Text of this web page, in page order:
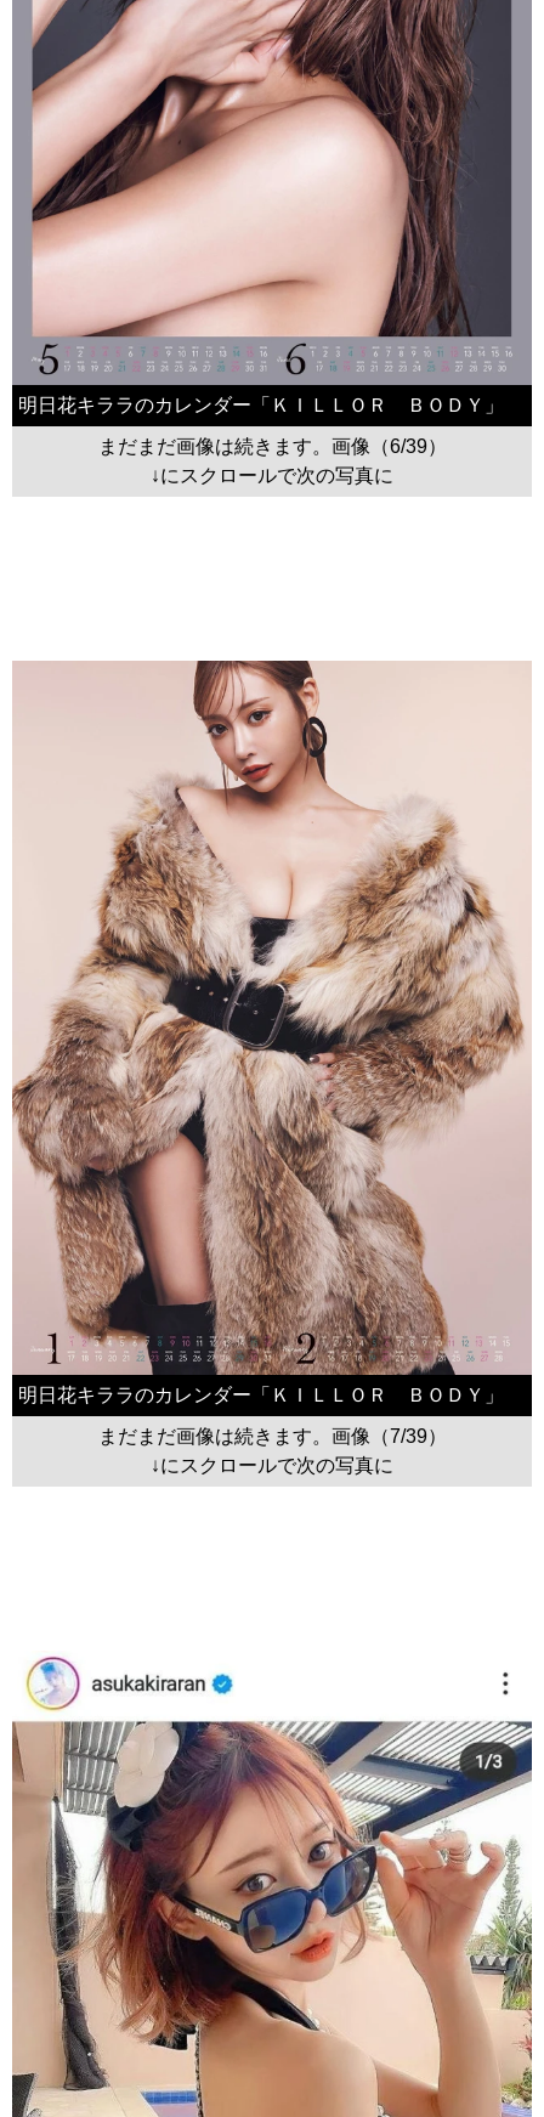
明日花キララのカレンダー「ＫＩＬＬＯＲ ＢＯＤＹ」
まだまだ画像は続きます。画像（6/39）
↓にスクロールで次の写真に
明日花キララのカレンダー「ＫＩＬＬＯＲ ＢＯＤＹ」
まだまだ画像は続きます。画像（7/39）
↓にスクロールで次の写真に